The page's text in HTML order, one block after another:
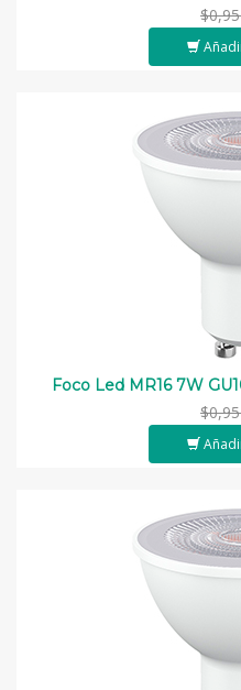
Foco Led MR16 7W